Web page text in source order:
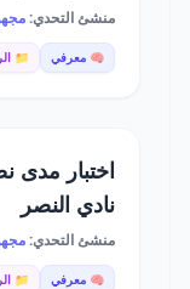
منشئ التحدي:
🧠 معرفي 📁
اختبار مدى
نادي النصر
منشئ التحدي:
🧠 معرفي 📁